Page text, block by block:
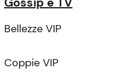
Bellezze VIP
Coppie VIP